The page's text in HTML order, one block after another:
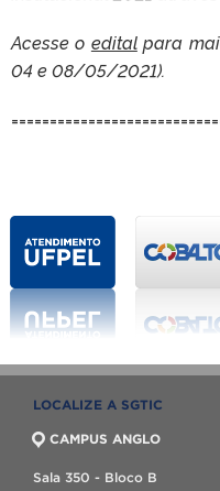
Acesse o editalpara
04 e 08/05/2021).
LOCALIZE A SGTIC
CAMPUS ANGLO
Sala 350 - Bloco B